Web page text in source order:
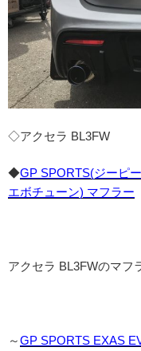
◇アクセラ BL3FW
◆GP SPORTS(ジーピ
エボチューン) マフラー
アクセラ BL3FWのマフ
～GP SPORTS EXAS